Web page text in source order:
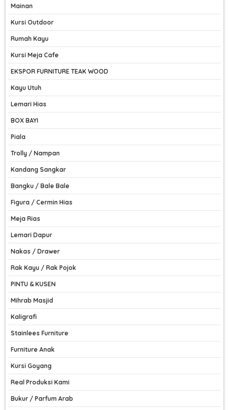
Mainan
Kursi Outdoor
Rumah Kayu
Kursi Meja Cafe
EKSPOR FURNITURE TEAK WOOD
Kayu Utuh
Lemari Hias
BOX BAYI
Piala
Trolly / Nampan
Kandang Sangkar
Bangku / Bale Bale
Figura / Cermin Hias
Meja Rias
Lemari Dapur
Nakas / Drawer
Rak Kayu / Rak Pojok
PINTU & KUSEN
Mihrab Masjid
Kaligrafi
Stainlees Furniture
Furniture Anak
Kursi Goyang
Real Produksi Kami
Bukur / Parfum Arab